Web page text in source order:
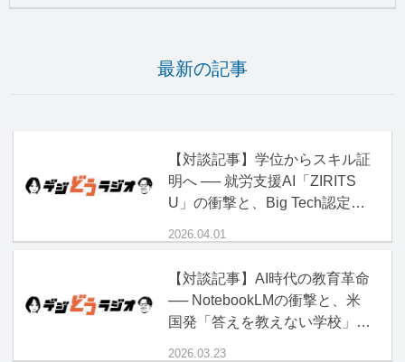
最新の記事
【対談記事】学位からスキル証
明へ ── 就労支援AI「ZIRITS
U」の衝撃と、Big Tech認定資
2026.04.01
【対談記事】AI時代の教育革命
── NotebookLMの衝撃と、米
国発「答えを教えない学校」の
2026.03.23